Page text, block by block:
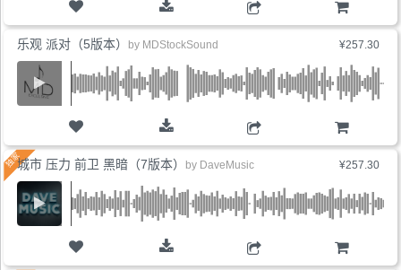
购物车
¥257.30
购物车
乐观 派对（5版本） by MDStockSound
¥257.30
购物车
城市 压力 前卫 黑暗（7版本） by DaveMusic